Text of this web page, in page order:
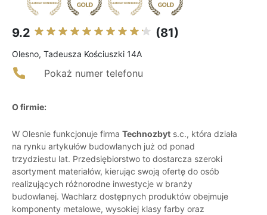
9.2 (81)
Olesno, Tadeusza Kościuszki 14A
Pokaż numer telefonu
O firmie:
W Olesnie funkcjonuje firma Technozbyt s.c., która działa
na rynku artykułów budowlanych już od ponad
trzydziestu lat. Przedsiębiorstwo to dostarcza szeroki
asortyment materiałów, kierując swoją ofertę do osób
realizujących różnorodne inwestycje w branży
budowlanej. Wachlarz dostępnych produktów obejmuje
komponenty metalowe, wysokiej klasy farby oraz